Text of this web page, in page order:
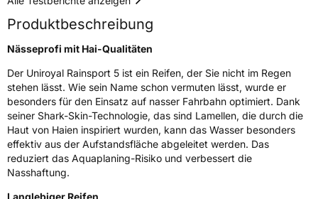
NasshaftungA
Rollgeräusch (Klasse)B
Rollgeräusch (dB)71
Fahrzeugklasse C1
3PMSF / Schneeflockensymbol / Alpine-SymbolNein
EisgripNein
Produktbeschreibung
Nässeprofi mit Hai-Qualitäten
Der Uniroyal Rainsport 5 ist ein Reifen, der Sie nicht im Regen
stehen lässt. Wie sein Name schon vermuten lässt, wurde er
besonders für den Einsatz auf nasser Fahrbahn optimiert. Dank
seiner Shark-Skin-Technologie, das sind Lamellen, die durch die
Haut von Haien inspiriert wurden, kann das Wasser besonders
effektiv aus der Aufstandsfläche abgeleitet werden. Das
reduziert das Aquaplaning-Risiko und verbessert die
Nasshaftung.
Langlebiger Reifen